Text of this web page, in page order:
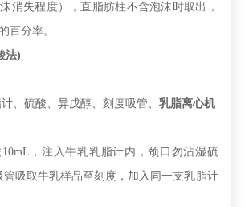
消失程度），直脂肪柱不含泡沫时取出，
百分率。
法)
、硫酸、异戊醇、刻度吸管、乳脂离心机
10mL，注入牛乳乳脂计内，颈口勿沾湿硫
管吸取牛乳样品至刻度，加入同一支乳脂计